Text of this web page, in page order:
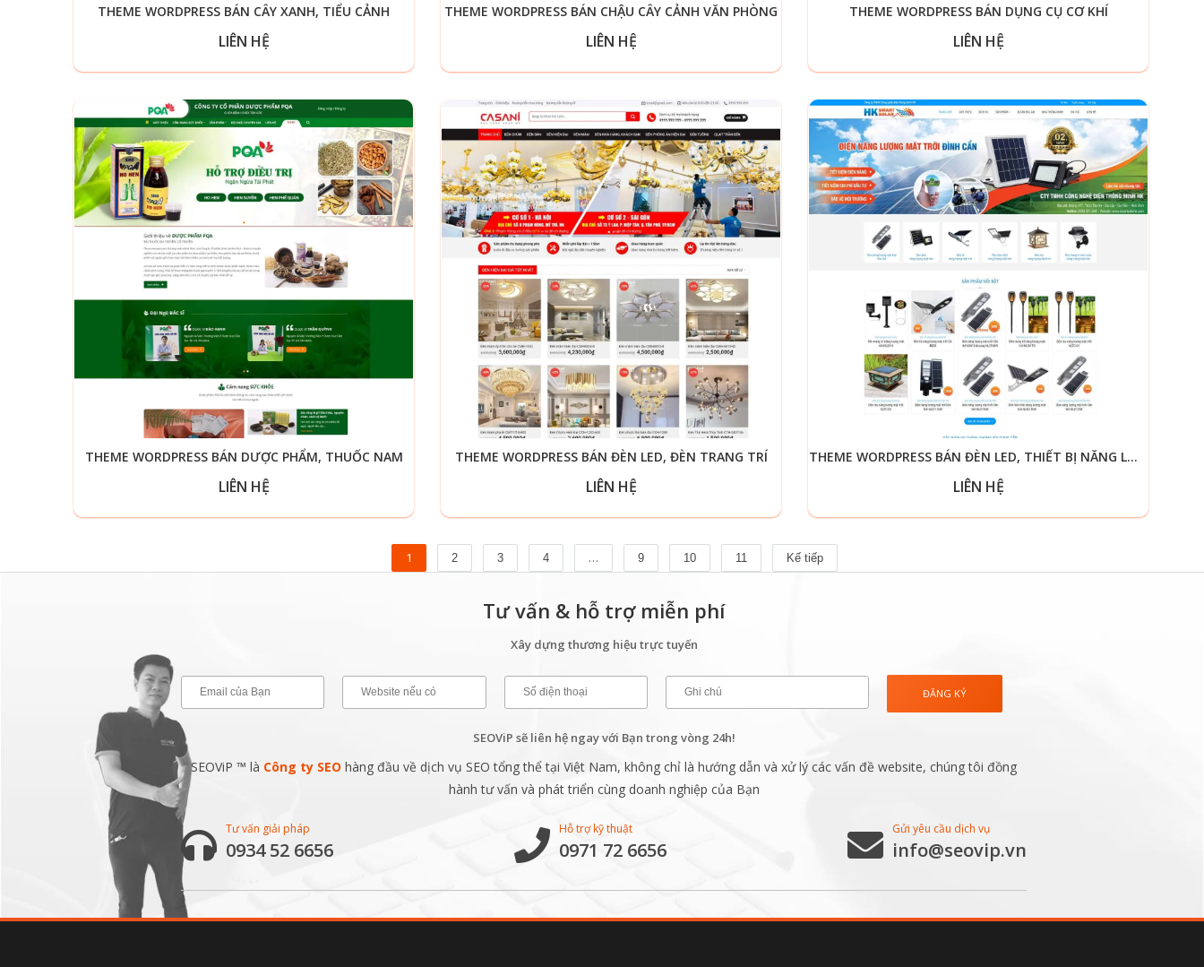
THEME WORDPRESS BÁN CÂY XANH, TIỂU CẢNH
LIÊN HỆ
THEME WORDPRESS BÁN CHẬU CÂY CẢNH VĂN PHÒNG
LIÊN HỆ
THEME WORDPRESS BÁN DỤNG CỤ CƠ KHÍ
LIÊN HỆ
THEME WORDPRESS BÁN DƯỢC PHẨM, THUỐC NAM
LIÊN HỆ
THEME WORDPRESS BÁN ĐÈN LED, ĐÈN TRANG TRÍ
LIÊN HỆ
THEME WORDPRESS BÁN ĐÈN LED, THIẾT BỊ NĂNG LƯỢNG MẶT TRỜI
LIÊN HỆ
1 2 3 4 … 9 10 11 Kế tiếp
Tư vấn & hỗ trợ miễn phí
Xây dựng thương hiệu trực tuyến
SEOViP sẽ liên hệ ngay với Bạn trong vòng 24h!
SEOViP ™ là Công ty SEO hàng đầu về dịch vụ SEO tổng thể tại Việt Nam, không chỉ là hướng dẫn và xử lý các vấn đề website, chúng tôi đồng
hành tư vấn và phát triển cùng doanh nghiệp của Bạn
Tư vấn giải pháp
0934 52 6656
Hỗ trợ kỹ thuật
0971 72 6656
Gửi yêu cầu dịch vụ
info@seovip.vn